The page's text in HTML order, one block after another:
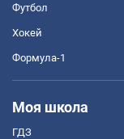
Футбол
Хокей
Формула-1
Моя школа
ГДЗ